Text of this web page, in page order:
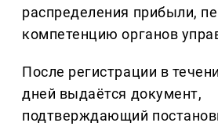
распределения прибыли,
компетенцию органов
После регистрации в
дней выдаётся документ,
подтверждающий